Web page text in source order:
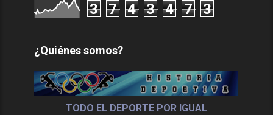
3 7 4 3 4 7 3
¿Quiénes somos?
TODO EL DEPORTE POR IGUAL